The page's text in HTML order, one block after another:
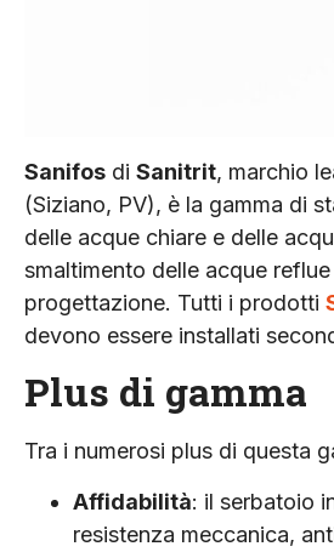
Sanifos di Sanitrit, marchio
(Siziano, PV), è la gamma di
delle acque chiare e delle
smaltimento delle acque
progettazione. Tutti i prodotti
devono essere installati
Plus di gamma
Tra i numerosi plus di questa
Affidabilità: il serbatoio
resistenza meccanica,